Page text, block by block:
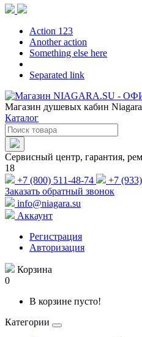
Action 123
Another action
Something else here
Separated link
Магазин душевых кабин
Каталог
Сервисный центр, гарантия,
18
+7 (800) 511-48-74
+7
Заказать обратный звонок
info@niagara.su
Аккаунт
Регистрация
Авторизация
Корзина
0
В корзине пусто!
Категории